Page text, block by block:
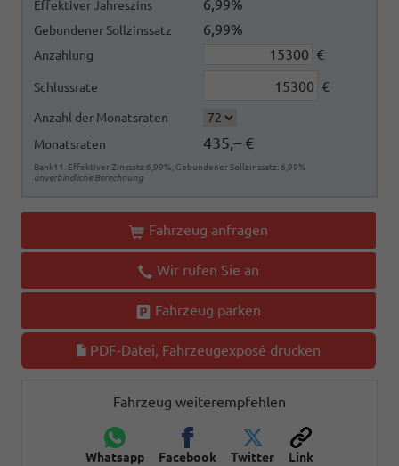
Effektiver Jahreszins 6,99%
Gebundener Sollzinssatz 6,99%
Anzahlung €
Schlussrate €
Anzahl der Monatsraten
Monatsraten
435,– €
Bank11. Effektiver Zinssatz:6,99%, Gebundener Sollzinssatz: 6,99%
unverbindliche Berechnung
Fahrzeug anfragen
Wir rufen Sie an
Fahrzeug parken
PDF-Datei, Fahrzeugexposé drucken
Fahrzeug weiterempfehlen
Whatsapp Facebook Twitter Link